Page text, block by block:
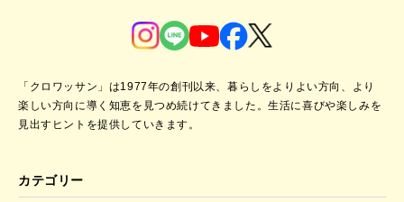
「クロワッサン」は1977年の創刊以来、暮らしをよりよい方向、より
楽しい方向に導く知恵を見つめ続けてきました。生活に喜びや楽しみを
見出すヒントを提供していきます。
カテゴリー